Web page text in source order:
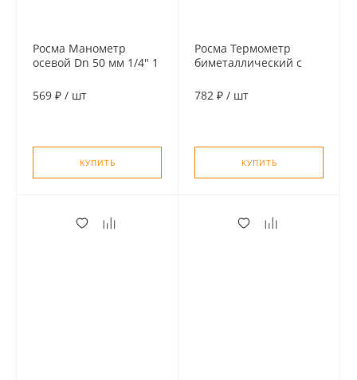
Росма Манометр
осевой Dn 50 мм 1/4" 1
569 ₽ / шт
КУПИТЬ
Росма Термометр
биметаллический с
63 мм, 120°С, гильза 46
782 ₽ / шт
КУПИТЬ